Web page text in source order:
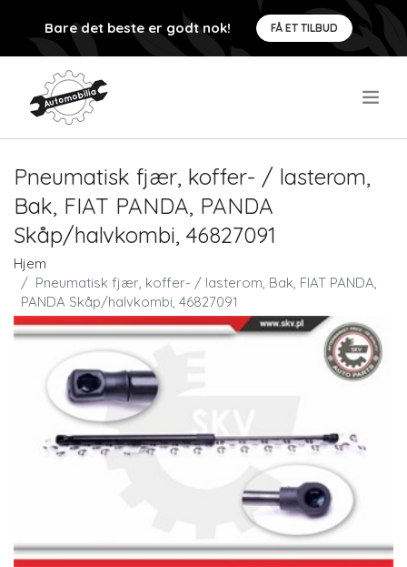
Bare det beste er godt nok! FÅ ET TILBUD
Pneumatisk fjær, koffer- / lasterom,
Bak, FIAT PANDA, PANDA
Skåp/halvkombi, 46827091
Hjem
Pneumatisk fjær, koffer- / lasterom, Bak, FIAT PANDA,
PANDA Skåp/halvkombi, 46827091